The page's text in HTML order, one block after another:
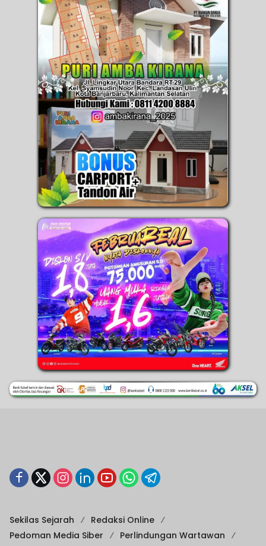
Sekilas Sejarah
Redaksi Online
Pedoman Media Siber
Perlindungan Wartawan